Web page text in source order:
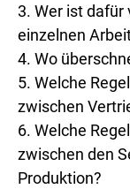
3. Wer ist dafür
einzelnen
4. Wo
5. Welche
zwischen
6. Welche
zwischen den
Produktion?